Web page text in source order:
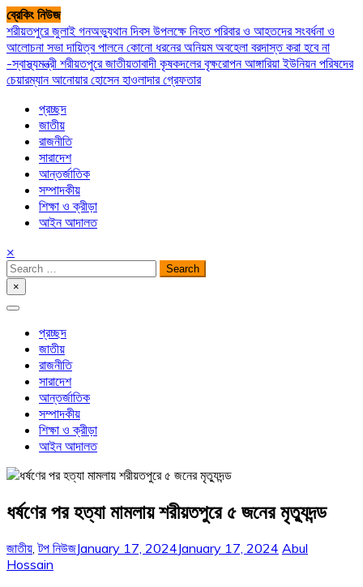
Skip
to
content
ব্রেকিং নিউজ
শরীয়তপুরে জুলাই গনঅভ্যুথান দিবস উপলক্ষে নিহত পরিবার ও আহতদের সংবর্ধনা ও
আলোচনা সভাদায়িত্ব পালনে কোনো ধরনের অনিয়ম অবহেলা বরদাস্ত করা হবে না
-স্বাস্থ্যমন্ত্রী শরীয়তপুরে জাতীয়তাবাদী কৃষকদলের বৃক্ষরোপনআঙ্গারিয়া ইউনিয়ন পরিষদের
চেয়ারম্যান আনোয়ার হোসেন হাওলাদার গ্রেফতার
প্রচ্ছদ
জাতীয়
রাজনীতি
সারাদেশ
আন্তর্জাতিক
সম্পাদকীয়
শিক্ষা ও ক্রীড়া
আইন আদালত
×
Search
for:
×
প্রচ্ছদ
জাতীয়
রাজনীতি
সারাদেশ
আন্তর্জাতিক
সম্পাদকীয়
শিক্ষা ও ক্রীড়া
আইন আদালত
ধর্ষণের পর হত্যা মামলায় শরীয়তপুরে ৫ জনের মৃত্যুদন্ড
জাতীয় ,টপ নিউজJanuary 17, 2024January 17, 2024 Abul
Hossain